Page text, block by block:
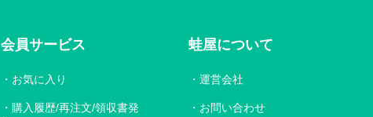
会員サービス
お気に入り
購入履歴/再注文/領収書発
蛙屋について
運営会社
お問い合わせ